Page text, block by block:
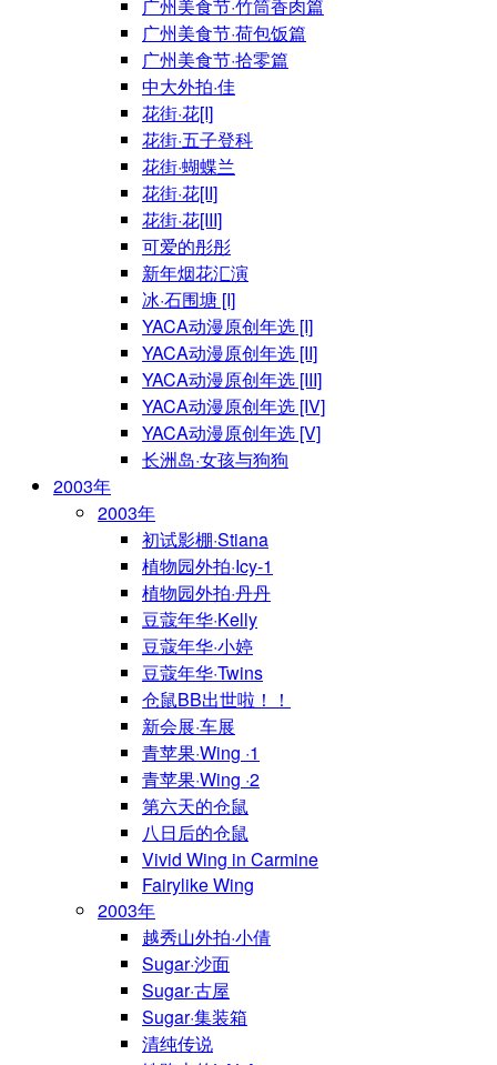
广州美食节·竹筒香肉篇
广州美食节·荷包饭篇
广州美食节·拾零篇
中大外拍·佳
花街·花[I]
花街·五子登科
花街·蝴蝶兰
花街·花[II]
花街·花[III]
可爱的彤彤
新年烟花汇演
冰·石围塘 [I]
YACA动漫原创年选 [I]
YACA动漫原创年选 [II]
YACA动漫原创年选 [III]
YACA动漫原创年选 [IV]
YACA动漫原创年选 [V]
长洲岛·女孩与狗狗
2003年
2003年
初试影棚·Stiana
植物园外拍·Icy-1
植物园外拍·丹丹
豆蔻年华·Kelly
豆蔻年华·小婷
豆蔻年华·Twins
仓鼠BB出世啦！！
新会展·车展
青苹果·Wing ·1
青苹果·Wing ·2
第六天的仓鼠
八日后的仓鼠
Vivid Wing in Carmine
Fairylike Wing
2003年
越秀山外拍·小倩
Sugar·沙面
Sugar·古屋
Sugar·集装箱
清纯传说